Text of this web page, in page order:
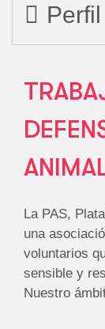
Perfil
La PAS,
una
voluntarios
sensible y
Nuestro